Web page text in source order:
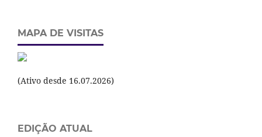
MAPA DE VISITAS
(Ativo desde 16.07.2026)
EDIÇÃO ATUAL